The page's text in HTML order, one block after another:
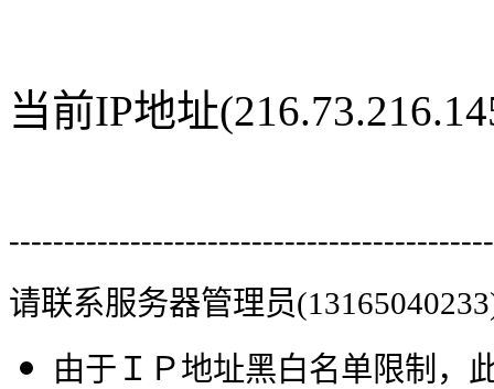
当前IP地址
请联系服务器管理员
由于ＩＰ地址黑白名单限制，